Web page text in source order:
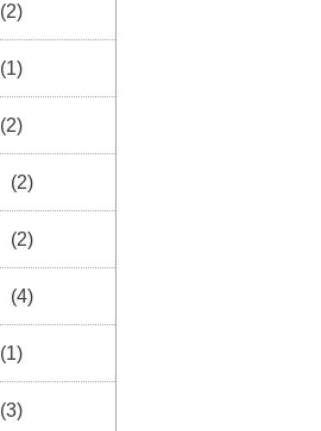
(2)
(1)
(2)
(2)
(2)
(4)
(1)
(3)